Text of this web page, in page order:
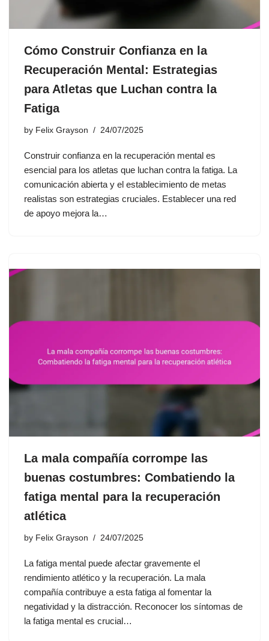
Cómo Construir Confianza en la
Recuperación Mental: Estrategias
para Atletas que Luchan contra la
Fatiga
by Felix Grayson 24/07/2025
Construir confianza en la recuperación mental es
esencial para los atletas que luchan contra la fatiga. La
comunicación abierta y el establecimiento de metas
realistas son estrategias cruciales. Establecer una red
de apoyo mejora la…
La mala compañía corrompe las
buenas costumbres: Combatiendo la
fatiga mental para la recuperación
atlética
by Felix Grayson 24/07/2025
La fatiga mental puede afectar gravemente el
rendimiento atlético y la recuperación. La mala
compañía contribuye a esta fatiga al fomentar la
negatividad y la distracción. Reconocer los síntomas de
la fatiga mental es crucial…